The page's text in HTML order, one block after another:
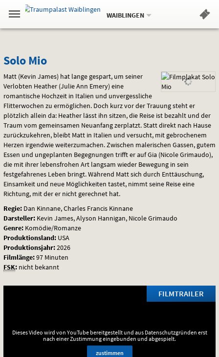
Springe
zum
,zum
.
Navigation
Gehe
zur
Standortauswahl
Standort:
WAIBLINGEN.
Hinweis
Solo
Mio
Solo Mio
Matt (Kevin James) hat lange gespart, um seiner
Verlobten Heather (Julie Ann Emery) eine
romantische Hochzeit in Italien und unvergessliche
Flitterwochen zu ermöglichen. Doch kurz vor der Trauung steht er
plötzlich allein da: Heather lässt ihn sitzen, die Reise ist bezahlt und der
Traum vom gemeinsamen Neuanfang zerplatzt. Statt direkt nach Hause
zurückzukehren, bleibt Matt in Italien und versucht, mit gebrochenem
Herzen irgendwie weiterzumachen. Zwischen malerischen Gassen, gutem
Essen und ungeplanten Begegnungen trifft er auf Gia (Nicole Grimaudo),
die mit ihrer lebensfrohen Art langsam wieder Bewegung in sein
festgefahrenes Leben bringt. Während Matt sich durch Enttäuschung,
Einsamkeit und neue Möglichkeiten tastet, nimmt seine Reise eine
Richtung, mit der er nicht gerechnet hat.
Regie: Dan Kinnane, Charles Francis Kinnane
Darsteller: Kevin James, Alyson Hannigan, Nicole Grimaudo
Genre: Komödie/Romanze
Produktionsland: USA
Produktionsjahr:2026
Filmlänge:97 Minuten
FSK: nicht bekannt
FILMTRAILER
Dieses Video wird von YouTube bereitgestellt und aus Datenschutzgründen erst
nach einer Zustimmung eingebunden und abgespielt.
zustimmen